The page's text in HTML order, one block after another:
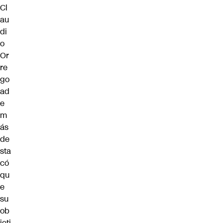
Cl
au
di
o
Or
re
go
ad
e
m
ás
de
sta
có
qu
e
su
ob